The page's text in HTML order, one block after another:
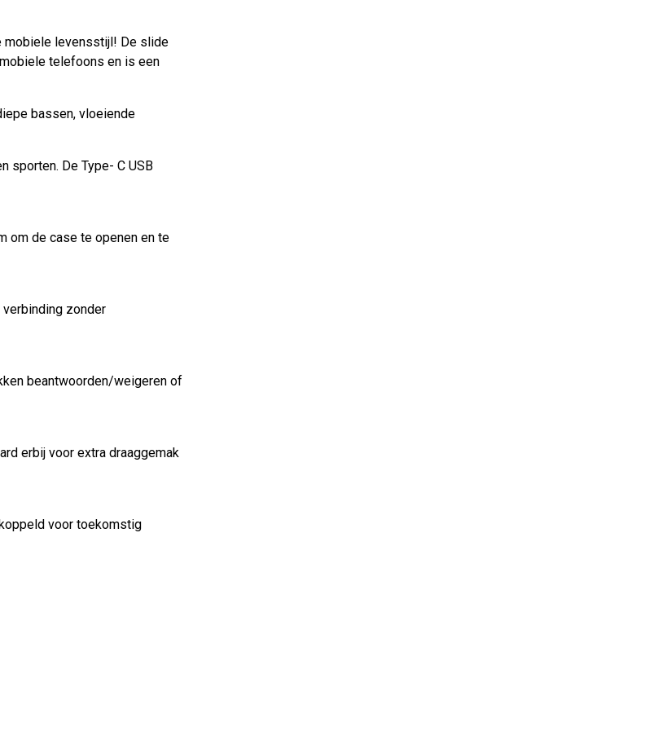
mobiele levensstijl! De slide
telefoons en is een
bassen, vloeiende
sporten. De Type- C USB
om de case te openen en te
zonder
beantwoorden/weigeren of
erbij voor extra draaggemak
voor toekomstig